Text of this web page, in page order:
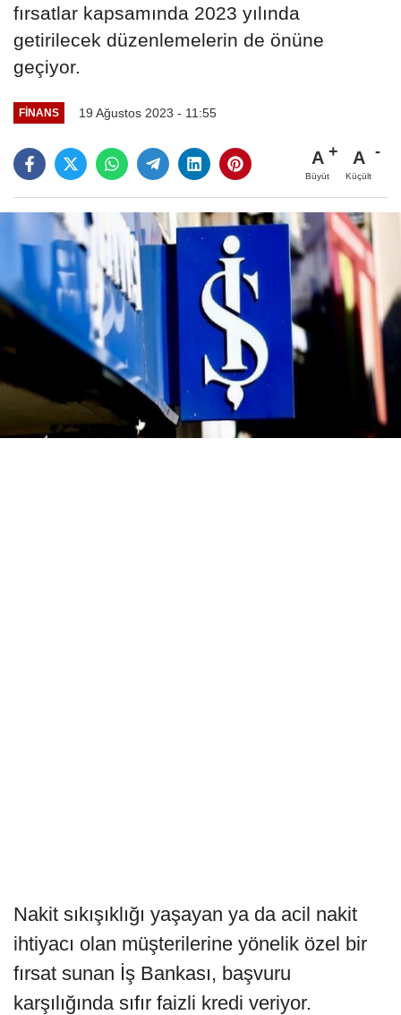
fırsatlar kapsamında 2023 yılında
getirilecek düzenlemelerin de önüne
geçiyor.
FINANS 19 Ağustos 2023 - 11:55
A
Büyüt
A
Küçült
Nakit sıkışıklığı yaşayan ya da acil nakit
ihtiyacı olan müşterilerine yönelik özel bir
fırsat sunan İş Bankası, başvuru
karşılığında sıfır faizli kredi veriyor.